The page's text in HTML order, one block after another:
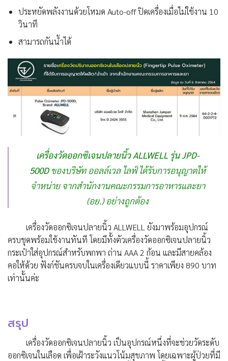
ประหยัดพลังงานด้วยโหมด Auto-off ปิดเครื่องเมื่อไม่ใช้งาน 10
วินาที
สามารถกันน้ำได้
เครื่องวัดออกซิเจนปลายนิ้ว ALLWELL รุ่น JPD-
500Dของบริษัท ออลล์เวล ไลฟ์ ได้รับการอนุญาตให้
จำหน่าย จากสำนักงานคณะกรรมการอาหารและยา
(อย.) อย่างถูกต้อง
เครื่องวัดออกซิเจนปลายนิ้ว ALLWELL ยังมาพร้อมอุปกรณ์
ครบชุดพร้อมใช้งานทันที โดยมีทั้งตัวเครื่องวัดออกซิเจนปลายนิ้ว
กระเป๋าใส่อุปกรณ์สำหรับพกพา ถ่าน AAA 2 ก้อน และมีสายคล้อง
คอให้ด้วย ฟังก์ชันครบจบในเครื่องเดียวแบบนี้ ราคาเพียง 890 บาท
เท่านั้นค่ะ
สรุป
เครื่องวัดออกซิเจนปลายนิ้ว เป็นอุปกรณ์หนึ่งที่จะช่วยวัดระดับ
ออกซิเจนในเลือด เพื่อเฝ้าระวังแนวโน้มสุขภาพ โดยเฉพาะผู้ป่วยที่มี